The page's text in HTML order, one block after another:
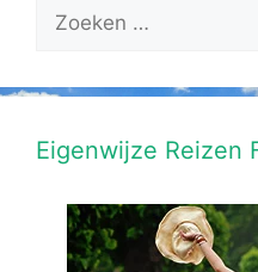
naar:
Eigenwijze Reizen